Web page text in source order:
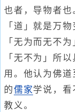
也者，导物者
「道」就是万
「无为而无不
「无不为」所
用。他认为佛
的儒家学说，看
教义。